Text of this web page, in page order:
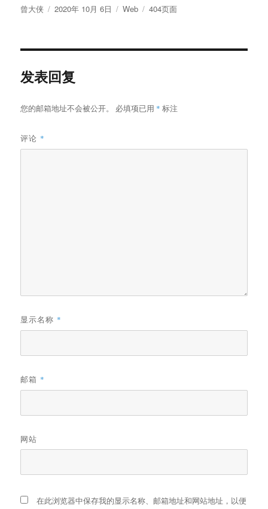
作
曾大侠
发
2020年 10月 6日
分
Web
标
404页面
发表回复
您的邮箱地址不会被公开。 必填项已用 * 标注
评论 *
显示名称 *
邮箱 *
网站
在此浏览器中保存我的显示名称、邮箱地址和网站地址，以便